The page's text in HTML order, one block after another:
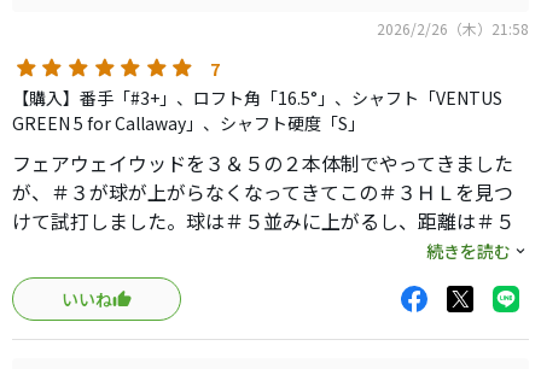
マークダウンでお得に購入出来て結果も良かったので大満
足です！
2026/2/26（木）21:58
7
【購入】番手「#3+」、ロフト角「16.5°」、シャフト「VENTUS
GREEN 5 for Callaway」、シャフト硬度「S」
フェアウェイウッドを３＆５の２本体制でやってきました
が、＃３が球が上がらなくなってきてこの＃３ＨＬを見つ
けて試打しました。球は＃５並みに上がるし、距離は＃５
より飛ぶし、申し分無し！即購入！優しくて良いクラブで
す。弾道が高い代わりにシャローフェイスです。テンプラ注
意
続きを読む
いいね